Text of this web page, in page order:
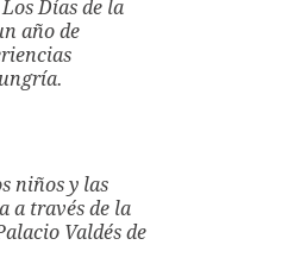
Días de la
año de
niños y las
a través de la
Valdés de